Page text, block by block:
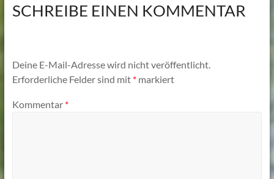
SCHREIBE EINEN KOMMENTAR
Deine E-Mail-Adresse wird nicht veröffentlicht.
Erforderliche Felder sind mit *markiert
Kommentar *